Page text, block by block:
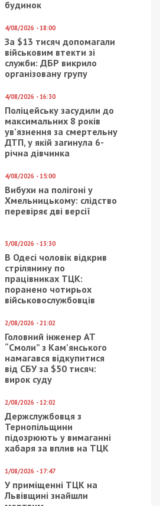
Совет
нацбезопасности
решил вопрос с
законностью
должность мэров
после местных
выборов
організував схему
з частини за 7 тисяч